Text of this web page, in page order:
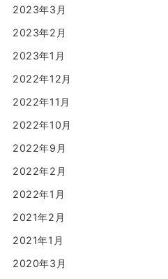
2023年3月
2023年2月
2023年1月
2022年12月
2022年11月
2022年10月
2022年9月
2022年2月
2022年1月
2021年2月
2021年1月
2020年3月